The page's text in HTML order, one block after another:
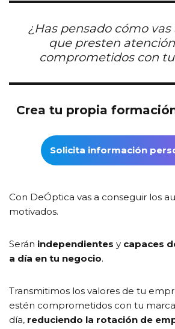
¿Has pensado cómo
que presten
comprometidos con
Crea tu propia
Solicita información
Con DeÓptica vas a conseguir los
motivados.
Serán independientes y capaces
a día en tu negocio.
Transmitimos los valores de tu
estén comprometidos con tu
día, reduciendo la rotación de